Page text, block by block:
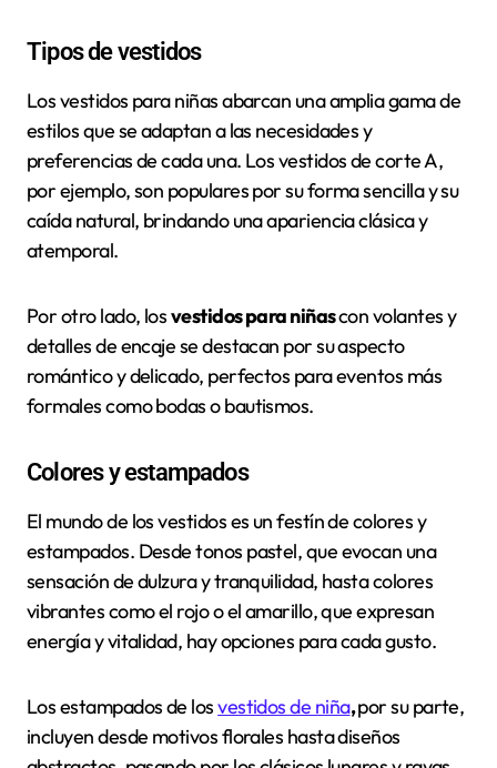
Tipos de vestidos
Los vestidos para niñas abarcan una amplia gama de
estilos que se adaptan a las necesidades y
preferencias de cada una. Los vestidos de corte A,
por ejemplo, son populares por su forma sencilla y su
caída natural, brindando una apariencia clásica y
atemporal.
Por otro lado, losvestidos para niñascon volantes y
detalles de encaje se destacan por su aspecto
romántico y delicado, perfectos para eventos más
formales como bodas o bautismos.
Colores y estampados
El mundo de los vestidos es un festín de colores y
estampados. Desde tonos pastel, que evocan una
sensación de dulzura y tranquilidad, hasta colores
vibrantes como el rojo o el amarillo, que expresan
energía y vitalidad, hay opciones para cada gusto.
Los estampados de losvestidos de niña,por su parte,
incluyen desde motivos florales hasta diseños